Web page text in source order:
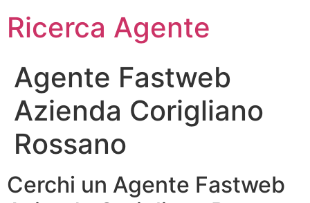
Ricerca Agente
Agente Fastweb
Azienda Corigliano
Rossano
Cerchi un Agente Fastweb